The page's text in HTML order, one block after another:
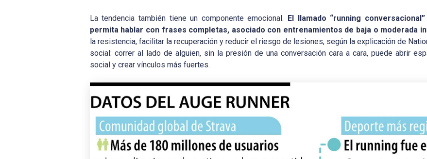
La tendencia también tiene un componente emocional. El llamado “running
permita hablar con frases completas, asociado con entrenamientos de baja o moderada
la resistencia, facilitar la recuperación y reducir el riesgo de lesiones, según la explicación de
social: correr al lado de alguien, sin la presión de una conversación cara a cara, puede abrir
social y crear vínculos más fuertes.